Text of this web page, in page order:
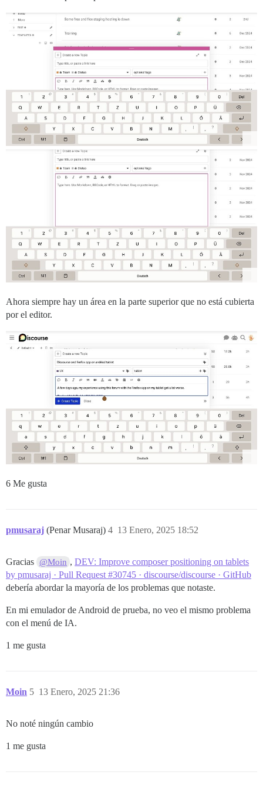
Ahora siempre hay un área en la parte superior que no está cubierta
por el editor.
6 Me gusta
pmusaraj (Penar Musaraj) 13 Enero, 2025 18:52
4
Gracias @Moin ,DEV: Improve composer positioning on tablets
by pmusaraj · Pull Request #30745 · discourse/discourse · GitHub
debería abordar la mayoría de los problemas que notaste.
En mi emulador de Android de prueba, no veo el mismo problema
con el menú de IA.
1 me gusta
Moin 13 Enero, 2025 21:36
5
No noté ningún cambio
1 me gusta